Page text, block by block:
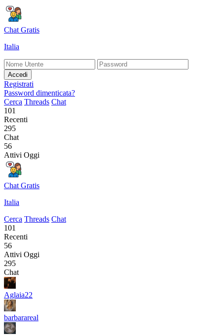
Chat Gratis
Italia
Accedi
Registrati
Password dimenticata?
Cerca Threads Chat
101
Recenti
295
Chat
56
Attivi Oggi
Chat Gratis
Italia
Cerca Threads Chat
101
Recenti
56
Attivi Oggi
295
Chat
Aglaia22
barbarareal